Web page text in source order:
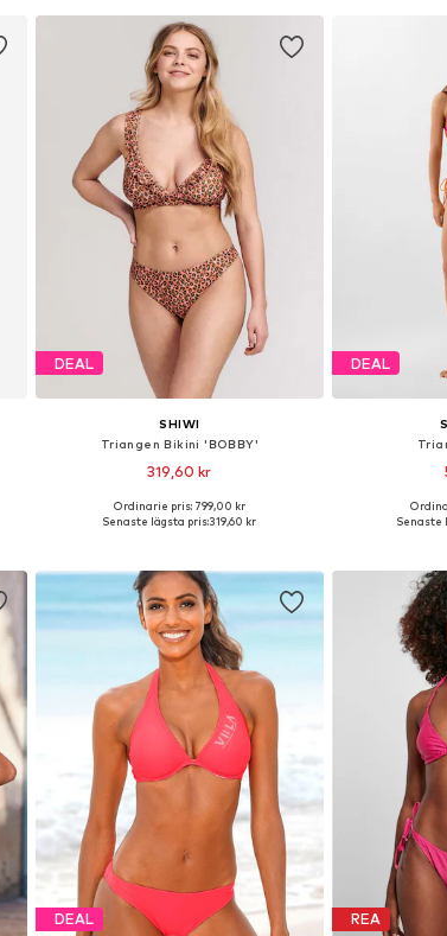
DEAL
SHIWI
Triangen Bikini 'BOBBY'
319,60 kr
Tillgängliga storlekar: XS, S, XL
Ordinarie pris: 799,00 kr
Senaste lägsta pris:319,60 kr
DEAL
Senaste
DEAL REA